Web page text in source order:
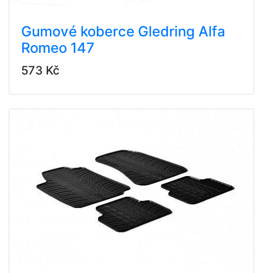
Gumové koberce Gledring Alfa
Romeo 147
573 Kč